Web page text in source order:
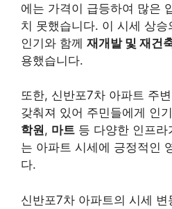
에는 가격이 급등하여 많은
치 못했습니다. 이 시세 상
인기와 함께 재개발 및 재건
용했습니다.
또한, 신반포7차 아파트 주
갖춰져 있어 주민들에게 인
학원, 마트 등 다양한 인프라
는 아파트 시세에 긍정적인
다.
신반포7차 아파트의 시세